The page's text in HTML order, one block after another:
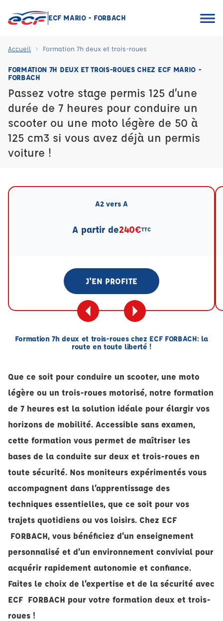
ECF MARIO - FORBACH
Accueil Formation 7h deux et trois-roues
FORMATION 7H DEUX ET TROIS-ROUES CHEZ ECF MARIO -
FORBACH
Passez votre stage permis 125 d’une
durée de 7 heures pour conduire un
scooter ou une moto légère de 50 à
125 cm3 si vous avez déjà un permis
voiture !
A2 vers A
A partir de240€TTC
J'EN PROFITE
Formation 7h deux et trois-roues chez ECF FORBACH: la
route en toute liberté !
Que ce soit pour conduire un scooter, une moto
légère ou un trois-roues motorisé, notre formation
de 7 heures est la solution idéale pour élargir vos
horizons de mobilité. Accessible sans examen,
cette formation vous permet de maîtriser les
bases de la conduite sur deux et trois-roues en
toute sécurité. Nos moniteurs expérimentés vous
accompagnent dans l’apprentissage des
techniques essentielles, que ce soit pour vos
trajets quotidiens ou vos loisirs. Chez ECF
FORBACH, vous bénéficiez d’un enseignement
personnalisé et d’un environnement convivial pour
acquérir rapidement autonomie et confiance.
Faites le choix de l’expertise et de la sécurité avec
ECF FORBACH pour votre formation deux et trois-
roues !